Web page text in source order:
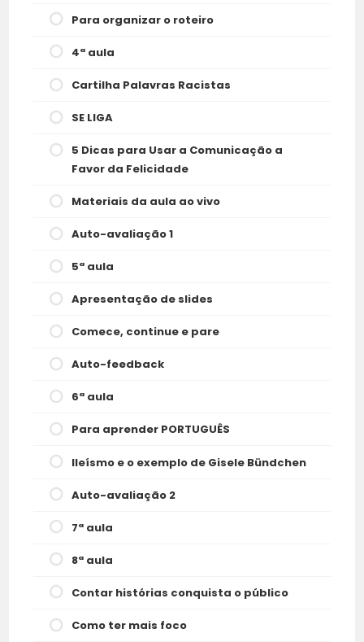
Para organizar o roteiro
4ª aula
Cartilha Palavras Racistas
SE LIGA
5 Dicas para Usar a Comunicação a
Favor da Felicidade
Materiais da aula ao vivo
Auto-avaliação 1
5ª aula
Apresentação de slides
Comece, continue e pare
Auto-feedback
6ª aula
Para aprender PORTUGUÊS
Ileísmo e o exemplo de Gisele Bündchen
Auto-avaliação 2
7ª aula
8ª aula
Contar histórias conquista o público
Como ter mais foco